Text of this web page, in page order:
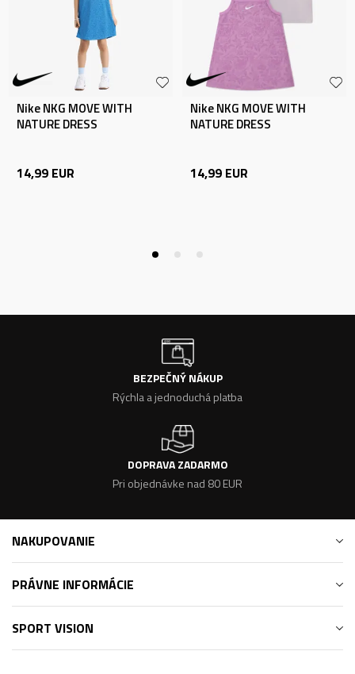
Nike NKG MOVE WITH
NATURE DRESS
14,99 EUR
Nike NKG MOVE WITH
NATURE DRESS
14,99 EUR
BEZPEČNÝ NÁKUP
Rýchla a jednoduchá platba
DOPRAVA ZADARMO
Pri objednávke nad 80 EUR
NAKUPOVANIE
PRÁVNE INFORMÁCIE
SPORT VISION